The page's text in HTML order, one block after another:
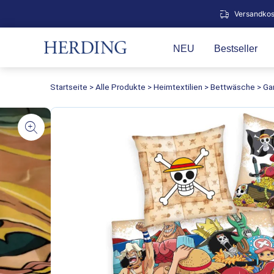
NEU Bestseller
Startseite >Alle Produkte >Heimtextilien >Bettwäsche >